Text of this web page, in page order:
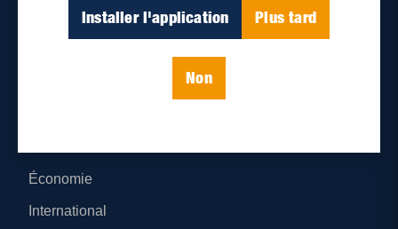
Installer l'application Plus tard
Non
Économie
International